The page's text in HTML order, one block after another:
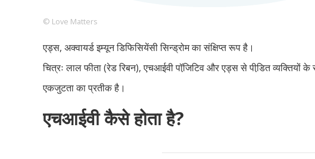
Footer
Company
हमारे सिद्धांत Just Poocho संपर्क करें
© Love Matters
एड्स, अक्वायर्ड इम्यून डिफिसियेंसी सिन्ड्रोम का संक्षिप्त रूप है।
चित्रः लाल फीता (रेड रिबन), एचआईवी पॉजि़टिव और एड्स से पीडि़त व्यक्तियों के
एकजुटता का प्रतीक है।
एचआईवी कैसे होता है?